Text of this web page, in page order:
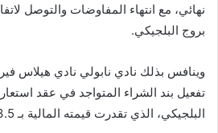
نهائي، مع انتهاء المفاوضات والتوصل
بروج البلجيكي.
وينافس بذلك نادي نابولي نادي هيلاس
تفعيل بند الشراء المتواجد في عقد
البلجيكي، الذي تقدرت قيمته المالية بـ 3.5 مليون يورو.